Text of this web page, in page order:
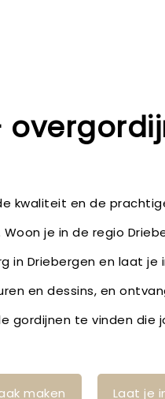
kwaliteit en de
Woon je in de regio
in Driebergen en laat
en dessins, en
gordijnen te vinden die
maken Laat je